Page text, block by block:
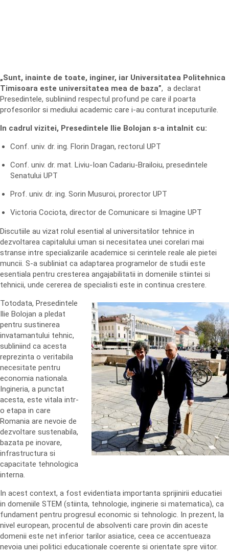
„Sunt, inainte de toate, inginer, iar Universitatea Politehnica
Timisoara este universitatea mea de baza”, a declarat
Presedintele, subliniind respectul profund pe care il poarta
profesorilor si mediului academic care i-au conturat inceputurile.
In cadrul vizitei, Presedintele Ilie Bolojan s-a intalnit cu:
Conf. univ. dr. ing. Florin Dragan, rectorul UPT
Conf. univ. dr. mat. Liviu-Ioan Cadariu-Brailoiu, presedintele
Senatului UPT
Prof. univ. dr. ing. Sorin Musuroi, prorector UPT
Victoria Cociota, director de Comunicare si Imagine UPT
Discutiile au vizat rolul esential al universitatilor tehnice in
dezvoltarea capitalului uman si necesitatea unei corelari mai
stranse intre specializarile academice si cerintele reale ale pietei
muncii. S-a subliniat ca adaptarea programelor de studii este
esentiala pentru cresterea angajabilitatii in domeniile stiintei si
tehnicii, unde cererea de specialisti este in continua crestere.
Totodata, Presedintele
Ilie Bolojan a pledat
pentru sustinerea
invatamantului tehnic,
subliniind ca acesta
reprezinta o veritabila
necesitate pentru
economia nationala.
Ingineria, a punctat
acesta, este vitala intr-
o etapa in care
Romania are nevoie de
dezvoltare sustenabila,
bazata pe inovare,
infrastructura si
capacitate tehnologica
interna.
In acest context, a fost evidentiata importanta sprijinirii educatiei
in domeniile STEM (stiinta, tehnologie, inginerie si matematica), ca
fundament pentru progresul economic si tehnologic. In prezent, la
nivel european, procentul de absolventi care provin din aceste
domenii este net inferior tarilor asiatice, ceea ce accentueaza
nevoia unei politici educationale coerente si orientate spre viitor.